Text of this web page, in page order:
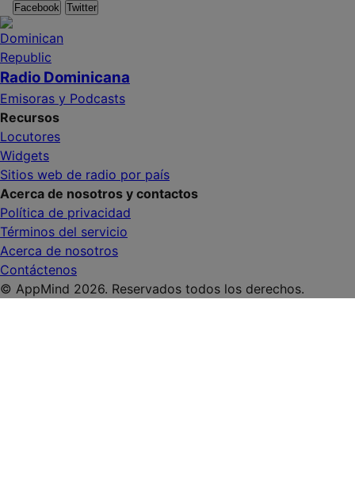
Facebook Twitter
Radio Dominicana
Emisoras y Podcasts
Recursos
Locutores
Widgets
Sitios web de radio por país
Acerca de nosotros y contactos
Política de privacidad
Términos del servicio
Acerca de nosotros
Contáctenos
© AppMind 2026. Reservados todos los derechos.